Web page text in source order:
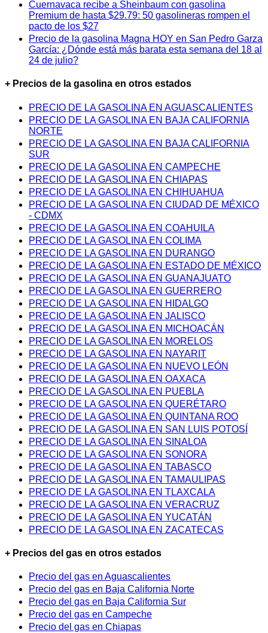
Cuernavaca recibe a Sheinbaum con gasolina
Premium de hasta $29.79: 50 gasolineras rompen el
pacto de los $27
Precio de la gasolina Magna HOY en San Pedro Garza
García: ¿Dónde está más barata esta semana del 18 al
24 de julio?
+ Precios de la gasolina en otros estados
PRECIO DE LA GASOLINA EN AGUASCALIENTES
PRECIO DE LA GASOLINA EN BAJA CALIFORNIA
NORTE
PRECIO DE LA GASOLINA EN BAJA CALIFORNIA
SUR
PRECIO DE LA GASOLINA EN CAMPECHE
PRECIO DE LA GASOLINA EN CHIAPAS
PRECIO DE LA GASOLINA EN CHIHUAHUA
PRECIO DE LA GASOLINA EN CIUDAD DE MÉXICO
- CDMX
PRECIO DE LA GASOLINA EN COAHUILA
PRECIO DE LA GASOLINA EN COLIMA
PRECIO DE LA GASOLINA EN DURANGO
PRECIO DE LA GASOLINA EN ESTADO DE MÉXICO
PRECIO DE LA GASOLINA EN GUANAJUATO
PRECIO DE LA GASOLINA EN GUERRERO
PRECIO DE LA GASOLINA EN HIDALGO
PRECIO DE LA GASOLINA EN JALISCO
PRECIO DE LA GASOLINA EN MICHOACÁN
PRECIO DE LA GASOLINA EN MORELOS
PRECIO DE LA GASOLINA EN NAYARIT
PRECIO DE LA GASOLINA EN NUEVO LEÓN
PRECIO DE LA GASOLINA EN OAXACA
PRECIO DE LA GASOLINA EN PUEBLA
PRECIO DE LA GASOLINA EN QUERÉTARO
PRECIO DE LA GASOLINA EN QUINTANA ROO
PRECIO DE LA GASOLINA EN SAN LUIS POTOSÍ
PRECIO DE LA GASOLINA EN SINALOA
PRECIO DE LA GASOLINA EN SONORA
PRECIO DE LA GASOLINA EN TABASCO
PRECIO DE LA GASOLINA EN TAMAULIPAS
PRECIO DE LA GASOLINA EN TLAXCALA
PRECIO DE LA GASOLINA EN VERACRUZ
PRECIO DE LA GASOLINA EN YUCATÁN
PRECIO DE LA GASOLINA EN ZACATECAS
+ Precios del gas en otros estados
Precio del gas en Aguascalientes
Precio del gas en Baja California Norte
Precio del gas en Baja California Sur
Precio del gas en Campeche
Precio del gas en Chiapas